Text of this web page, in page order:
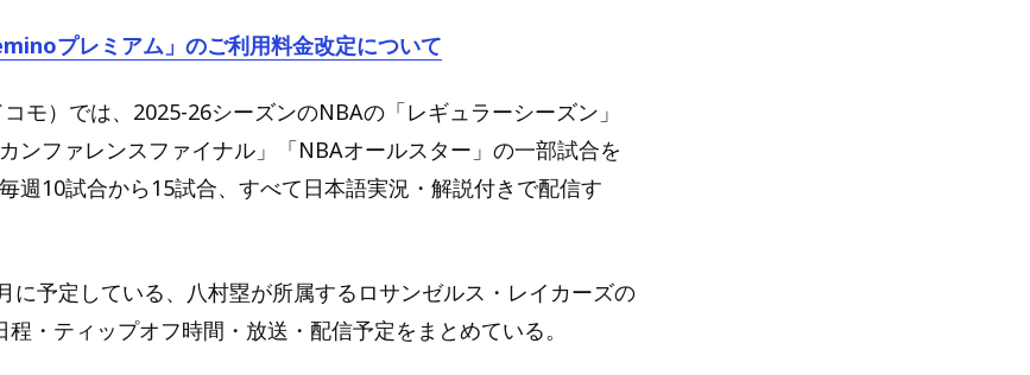
プレミアム」のご利用料金改定について
モ）では、2025-26シーズンのNBAの「レギュラーシーズン」
ンファレンスファイナル」「NBAオールスター」の一部試合を
週10試合から15試合、すべて日本語実況・解説付きで配信す
に予定している、八村塁が所属するロサンゼルス・レイカーズの
・ティップオフ時間・放送・配信予定をまとめている。